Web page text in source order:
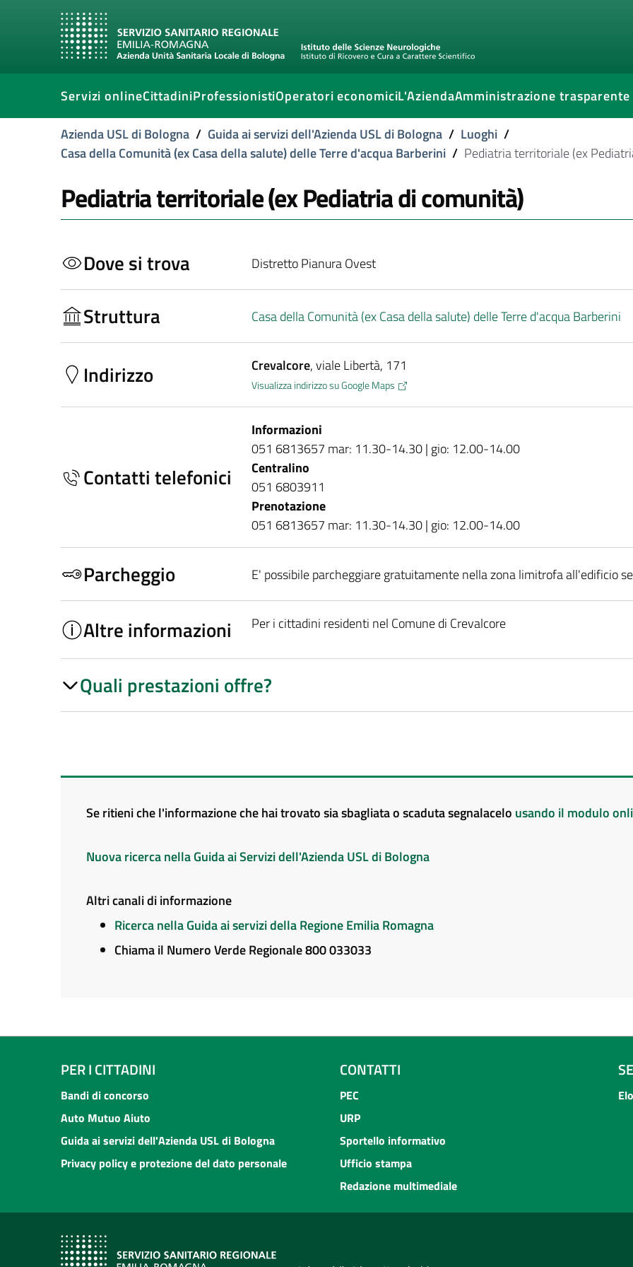
Servizi onlineCittadiniProfessionistiOperatori economiciL'AziendaAmministrazione trasparente
Azienda USL di Bologna / Guida ai servizi dell'Azienda USL di Bologna / Luoghi /
Casa della Comunità (ex Casa della salute) delle Terre d'acqua Barberini / Pediatria territoriale (ex
Pediatria territoriale (ex Pediatria di comunità)
Dove si trova Distretto Pianura Ovest
Struttura Casa della Comunità (ex Casa della salute) delle Terre d'acqua Barberini
Indirizzo Crevalcore, viale Libertà, 171
Visualizza indirizzo su Google Maps
Contatti telefonici
Informazioni
051 6813657 mar: 11.30-14.30 | gio: 12.00-14.00
Centralino
051 6803911
Prenotazione
051 6813657 mar: 11.30-14.30 | gio: 12.00-14.00
Parcheggio E' possibile parcheggiare gratuitamente nella zona limitrofa all'edificio
Altre informazioni Per i cittadini residenti nel Comune di Crevalcore
Quali prestazioni offre?
Se ritieni che l'informazione che hai trovato sia sbagliata o scaduta segnalacelo usando il modulo
Nuova ricerca nella Guida ai Servizi dell'Azienda USL di Bologna
Altri canali di informazione
Ricerca nella Guida ai servizi della Regione Emilia Romagna
Chiama il Numero Verde Regionale 800 033033
PER I CITTADINI
Bandi di concorso
Auto Mutuo Aiuto
Guida ai servizi dell'Azienda USL di Bologna
Privacy policy e protezione del dato personale
CONTATTI
PEC
URP
Sportello informativo
Ufficio stampa
Redazione multimediale